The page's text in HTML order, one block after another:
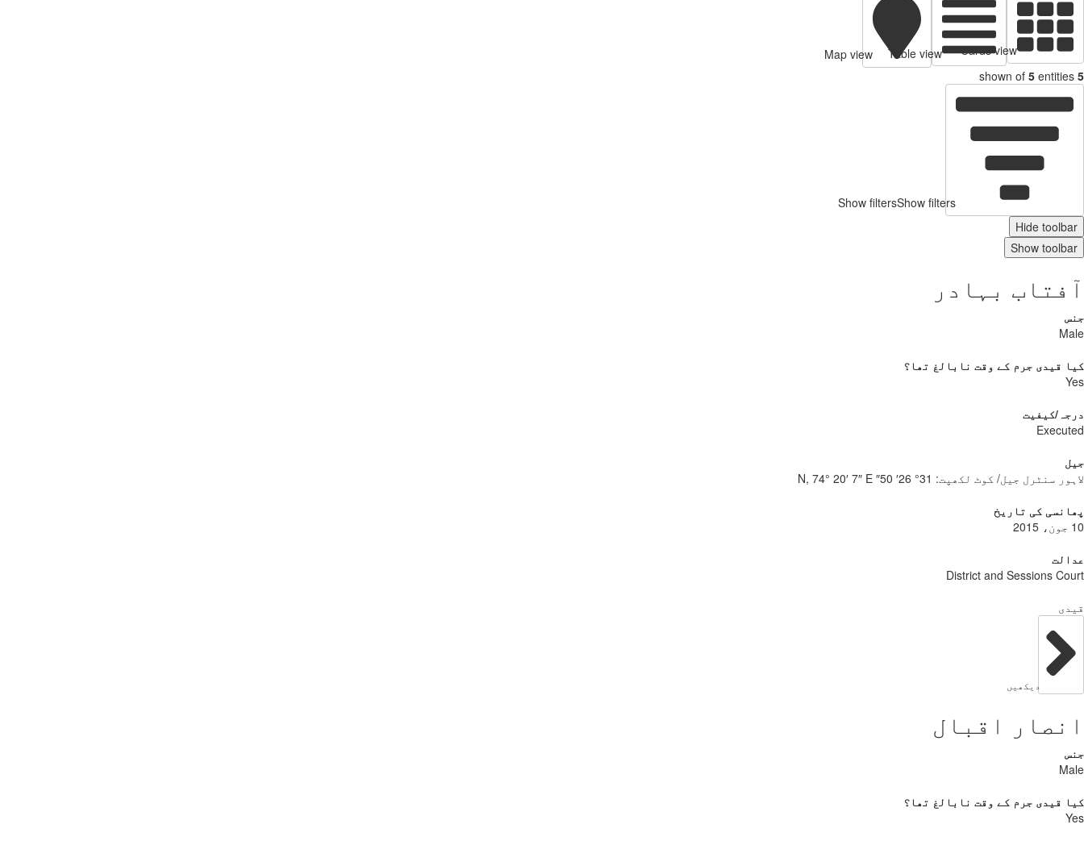
Cards view
Table view
Map view
5
shown of 5 entities
Show filtersShow filters
Hide toolbar
Show toolbar
آفتاب بہادر
جنس
Male
کیا قیدی جرم کے وقت نابالغ تھا؟
Yes
درجہ/کیفیت
Executed
جیل
لاہور سنٹرل جیل/ کوٹ لکھپت: 31° 26′ 50″ N, 74° 20′ 7″ E
پھانسی کی تاریخ
10 جون، 2015
عدالت
District and Sessions Court
قیدی
دیکھیں
انصار اقبال
جنس
Male
کیا قیدی جرم کے وقت نابالغ تھا؟
Yes